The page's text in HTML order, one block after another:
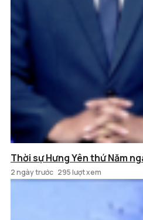
Thời sự Hưng Yên thứ Năm
2 ngày trước 295 lượt xem